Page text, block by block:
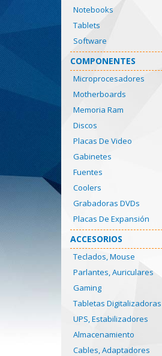
Notebooks
Tablets
Software
COMPONENTES
Microprocesadores
Motherboards
Memoria Ram
Discos
Placas De Video
Gabinetes
Fuentes
Coolers
Grabadoras DVDs
Placas De Expansión
ACCESORIOS
Teclados, Mouse
Parlantes, Auriculares
Gaming
Tabletas Digitalizadoras
UPS, Estabilizadores
Almacenamiento
Cables, Adaptadores